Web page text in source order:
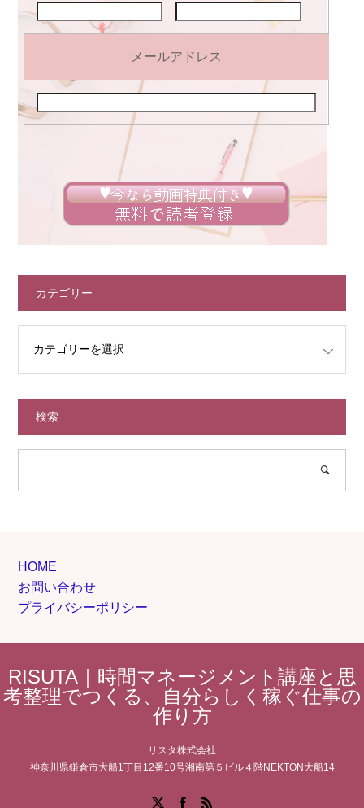
メールアドレス
カテゴリー
検索
HOME
お問い合わせ
プライバシーポリシー
RISUTA｜時間マネージメント講座と思
考整理でつくる、自分らしく稼ぐ仕事の
作り方
リスタ株式会社
神奈川県鎌倉市大船1丁目12番10号湘南第５ビル４階NEKTON大船14